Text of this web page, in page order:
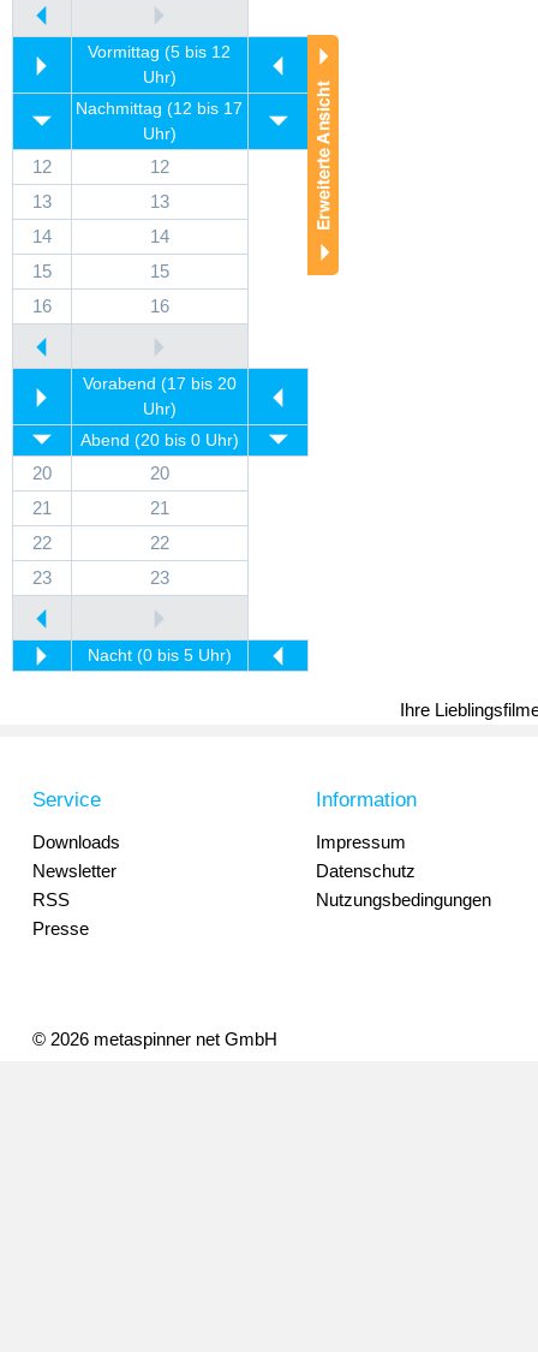
Vormittag (5 bis 12
Uhr)
Nachmittag (12 bis 17
Uhr)
12
12
13
13
14
14
15
15
16
16
Vorabend (17 bis 20
Uhr)
Abend (20 bis 0 Uhr)
20
20
21
21
22
22
23
23
Nacht (0 bis 5 Uhr)
Ihre
Service
Downloads
Newsletter
RSS
Presse
Information
Impressum
Datenschutz
Nutzungsbedingungen
© 2026 metaspinner net GmbH